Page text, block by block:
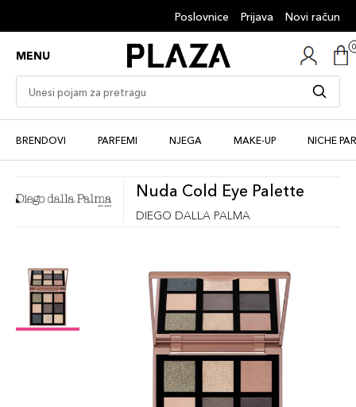
Poslovnice Prijava Novi račun
MENU
BRENDOVI PARFEMI NJEGA MAKE-UP NICHE
Nuda Cold Eye Palette
DIEGO DALLA PALMA